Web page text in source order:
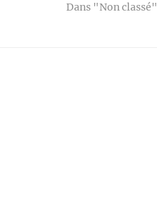
Dans "Non classé"